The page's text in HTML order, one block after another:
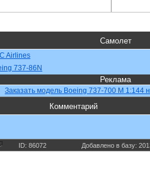
Самолет
Airlines
737-86N
Реклама
Заказать модель Boeing 737-700 М 1:144
Комментарий
ID: 86072 Добавлено в базу: